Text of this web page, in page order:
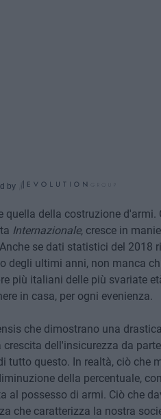
by
della costruzione d'armi.
Internazionale, cresce in
se dati statistici del 2018
degli ultimi anni, non manca
più italiani delle più svariate
in casa, per ogni evenienza.
che dimostrano una
dell'insicurezza da
tutto questo. In realtà, ciò che
della percentuale,
al possesso di armi. Ciò che
che caratterizza la nostra